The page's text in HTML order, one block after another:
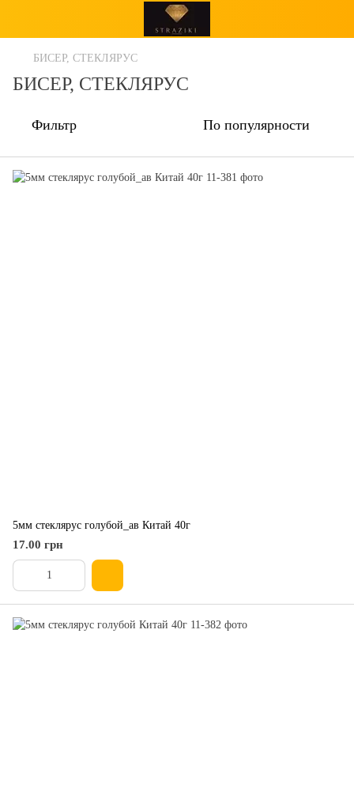
БИСЕР, СТЕКЛЯРУС
БИСЕР, СТЕКЛЯРУС
Фильтр По популярности
5мм стеклярус голубой_ав Китай 40г
17.00 грн